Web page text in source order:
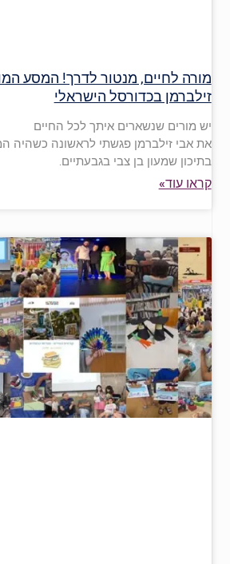
מורה לחיים, מנטור לדרך! המסע
זילברמן בכדורסל הישראלי
יש מורים שנשארים איתך לכל החיים
את אבי זילברמן פגשתי לראשונה כשהיה
בתיכון שמעון בן צבי בגבעתיים.
קראו עוד»